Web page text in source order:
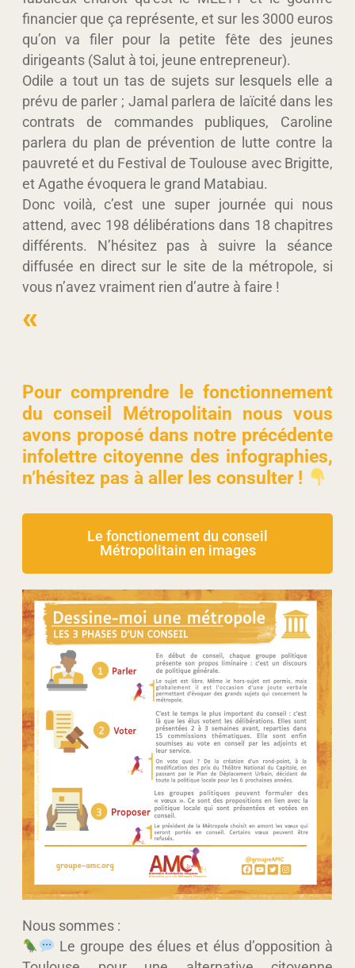
financier que ça représente, et sur les 3000 euros
qu’on va filer pour la petite fête des jeunes
dirigeants (Salut à toi, jeune entrepreneur).
Odile a tout un tas de sujets sur lesquels elle a
prévu de parler ; Jamal parlera de laïcité dans les
contrats de commandes publiques, Caroline
parlera du plan de prévention de lutte contre la
pauvreté et du Festival de Toulouse avec Brigitte,
et Agathe évoquera le grand Matabiau.
Donc voilà, c’est une super journée qui nous
attend, avec 198 délibérations dans 18 chapitres
différents. N’hésitez pas à suivre la séance
diffusée en direct sur le site de la métropole, si
vous n’avez vraiment rien d’autre à faire !
«
Pour comprendre le fonctionnement
du conseil Métropolitain nous vous
avons proposé dans notre précédente
infolettre citoyenne des infographies,
n’hésitez pas à aller les consulter !
Le fonctionement du conseil
Métropolitain en images
Nous sommes :
Le groupe des élues et élus d’opposition à